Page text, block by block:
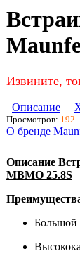
Извините,
Описание
Просмотров: 192
О бренде
Описание
MBMO 25.8S
Большой